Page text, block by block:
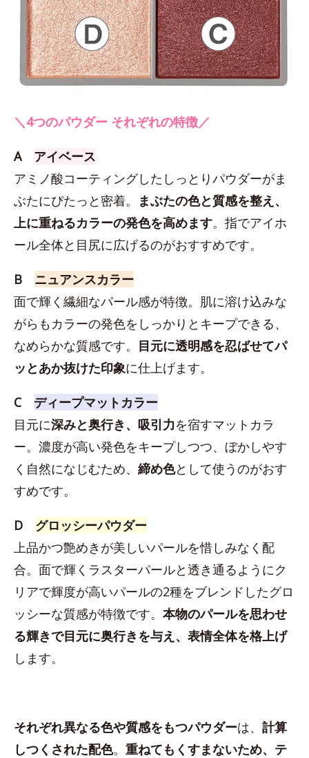
＼4つのパウダー それぞれの特徴／
A
アイベース
アミノ酸コーティングしたしっとりパウダーがま
ぶたにぴたっと密着。
まぶたの色と質感を整え、
上に重ねるカラーの発色を高めます。指でアイホ
ール全体と目尻に広げるのがおすすめです。
B
ニュアンスカラー
面で輝く繊細なパール感が特徴。肌に溶け込みな
がらもカラーの発色をしっかりとキープできる、
なめらかな質感です。 目元に透明感を忍ばせてパ
ッとあか抜けた印象に仕上げます。
C
ディープマットカラー
目元に深みと奥行き、吸引力を宿すマットカラ
ー。濃度が高い発色をキープしつつ、ぼかしやす
く自然になじむため、 締め色として使うのがおす
すめです。
D
グロッシーパウダー
上品かつ艶めきが美しいパールを惜しみなく配
合。面で輝くラスターパールと透き通るようにク
リアで輝度が高いパールの2種をブレンドしたグロ
ッシーな質感が特徴です。 本物のパールを思わせ
る輝きで目元に奥行きを与え、表情全体を格上げ
します。
それぞれ異なる色や質感をもつパウダーは、 計算
しつくされた配色。 重ねてもくすまないため、テ